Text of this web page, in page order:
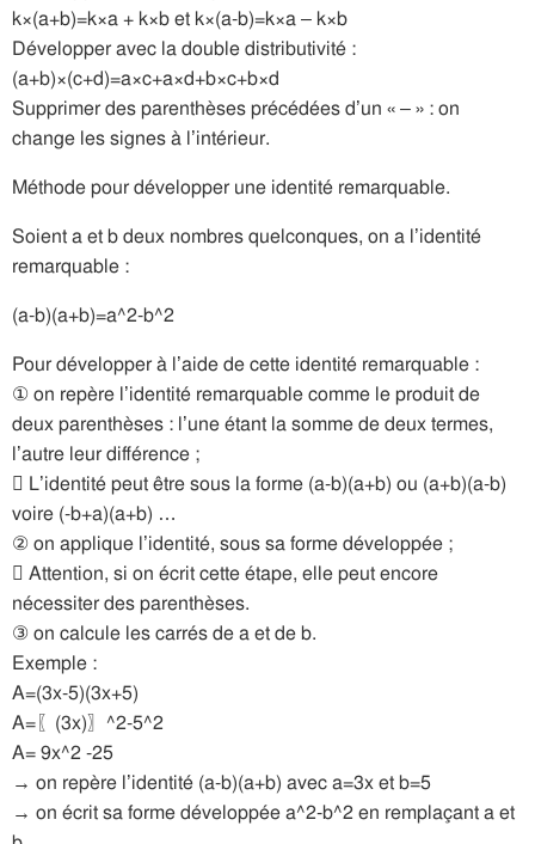
k×(a+b)=k×a + k×b et k×(a-b)=k×a – k×b
Développer avec la double distributivité :
(a+b)×(c+d)=a×c+a×d+b×c+b×d
Supprimer des parenthèses précédées d’un « – » : on
change les signes à l’intérieur.
Méthode pour développer une identité remarquable.
Soient a et b deux nombres quelconques, on a l’identité
remarquable :
(a-b)(a+b)=a^2-b^2
Pour développer à l’aide de cette identité remarquable :
① on repère l’identité remarquable comme le produit de
deux parenthèses : l’une étant la somme de deux termes,
l’autre leur différence ;
 L’identité peut être sous la forme (a-b)(a+b) ou (a+b)(a-b)
voire (-b+a)(a+b) …
② on applique l’identité, sous sa forme développée ;
 Attention, si on écrit cette étape, elle peut encore
nécessiter des parenthèses.
③ on calcule les carrés de a et de b.
Exemple :
A=(3x-5)(3x+5)
A=〖(3x)〗^2-5^2
A= 9x^2 -25
→ on repère l’identité (a-b)(a+b) avec a=3x et b=5
→ on écrit sa forme développée a^2-b^2 en remplaçant a et